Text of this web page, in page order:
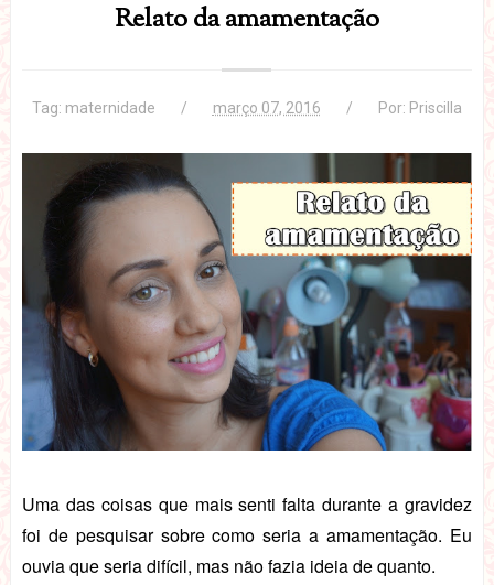
Relato da amamentação
Tag: maternidade março 07, 2016 Por: Priscilla
Uma das coisas que mais senti falta durante a gravidez
foi de pesquisar sobre como seria a amamentação. Eu
ouvia que seria difícil, mas não fazia ideia de quanto.